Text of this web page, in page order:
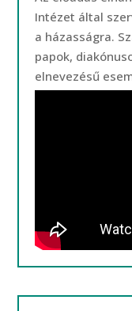
Intézet által
a házasságra.
papok,
elnevezésű